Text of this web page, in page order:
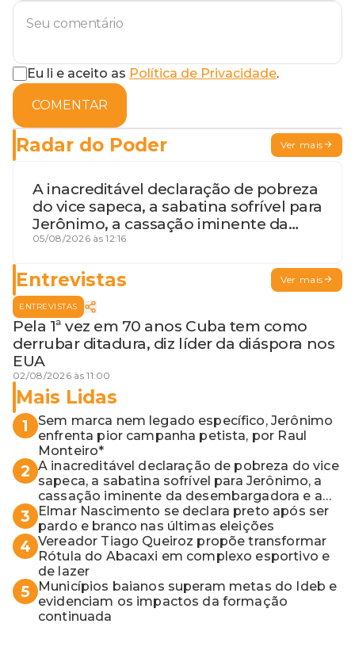
Eu li e aceito as Política de Privacidade.
COMENTAR
Radar do Poder Ver mais
A inacreditável declaração de pobreza
do vice sapeca, a sabatina sofrível para
Jerônimo, a cassação iminente da
desembargadora e a vaga do Quinto
05/08/2026 às 12:16
Entrevistas Ver mais
ENTREVISTAS
Pela 1ª vez em 70 anos Cuba tem como
derrubar ditadura, diz líder da diáspora nos
EUA
02/08/2026 às 11:00
Mais Lidas
1
Sem marca nem legado específico, Jerônimo
enfrenta pior campanha petista, por Raul
Monteiro*
2 A inacreditável declaração de pobreza do vice
sapeca, a sabatina sofrível para Jerônimo, a
cassação iminente da desembargadora e a
vaga do Quinto para o MP baiano
3
Elmar Nascimento se declara preto após ser
pardo e branco nas últimas eleições
4 Vereador Tiago Queiroz propõe transformar
Rótula do Abacaxi em complexo esportivo e
de lazer
5
Municípios baianos superam metas do Ideb e
evidenciam os impactos da formação
continuada